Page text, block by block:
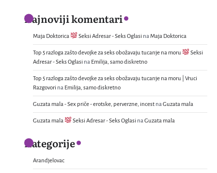
Najnoviji komentari
Maja Doktorica Seksi Adresar - Seks Oglasi naMaja Doktorica
Top 5 razloga zašto devojke za seks obožavaju tucanje na moru
Seksi
Adresar - Seks Oglasi na Emilija, samo diskretno
Top 5 razloga zašto devojke za seks obožavaju tucanje na moru | Vruci
Razgovori na Emilija, samo diskretno
Guzata mala - Sex priče - erotske, perverzne, incest naGuzata mala
Guzata mala Seksi Adresar - Seks Oglasi naGuzata mala
Kategorije
Arandjelovac